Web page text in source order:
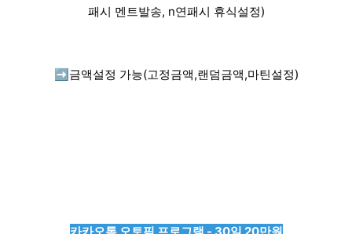
패시 멘트발송, n연패시 휴식설정)
➡️ 금액설정 가능(고정금액,랜덤금액,마틴설정)